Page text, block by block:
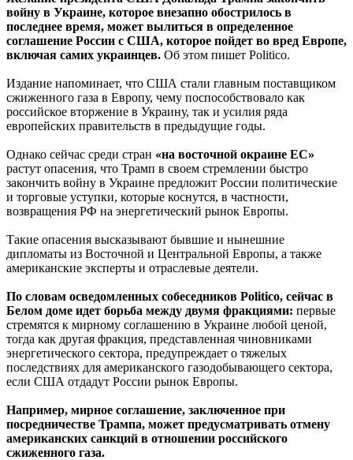
войну в Украине, которое внезапно обострилось в
последнее время, может вылиться в определенное
соглашение России с США, которое пойдет во вред Европе,
включая самих украинцев. Об этом пишет Politico.
Издание напоминает, что США стали главным поставщиком
сжиженного газа в Европу, чему поспособствовало как
российское вторжение в Украину, так и усилия ряда
европейских правительств в предыдущие годы.
Однако сейчас среди стран «на восточной окраине ЕС»
растут опасения, что Трамп в своем стремлении быстро
закончить войну в Украине предложит России политические
и торговые уступки, которые коснутся, в частности,
возвращения РФ на энергетический рынок Европы.
Такие опасения высказывают бывшие и нынешние
дипломаты из Восточной и Центральной Европы, а также
американские эксперты и отраслевые деятели.
По словам осведомленных собеседников Politico, сейчас в
Белом доме идет борьба между двумя фракциями: первые
стремятся к мирному соглашению в Украине любой ценой,
тогда как другая фракция, представленная чиновниками
энергетического сектора, предупреждает о тяжелых
последствиях для американского газодобывающего сектора,
если США отдадут России рынок Европы.
Например, мирное соглашение, заключенное при
посредничестве Трампа, может предусматривать отмену
американских санкций в отношении российского
сжиженного газа.